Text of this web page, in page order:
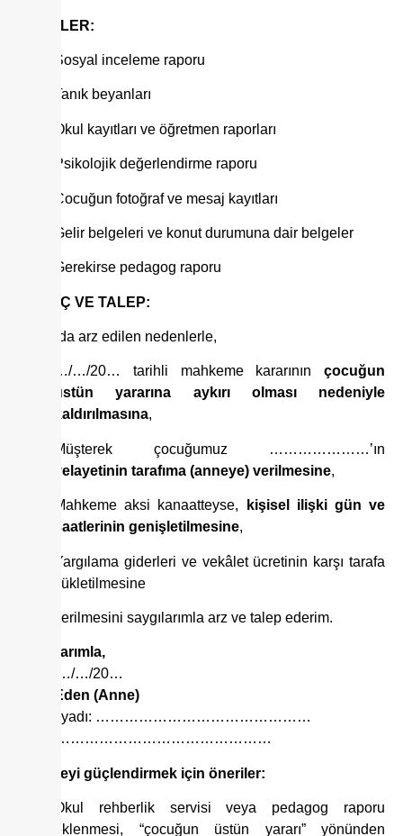
DELİLLER:
Sosyal inceleme raporu
Tanık beyanları
Okul kayıtları ve öğretmen raporları
Psikolojik değerlendirme raporu
Çocuğun fotoğraf ve mesaj kayıtları
Gelir belgeleri ve konut durumuna dair belgeler
Gerekirse pedagog raporu
SONUÇ VE TALEP:
Yukarıda arz edilen nedenlerle,
…/…/20… tarihli mahkeme kararının çocuğun
üstün yararına aykırı olması nedeniyle
kaldırılmasına,
Müşterek çocuğumuz …………………’ın
velayetinin tarafıma (anneye) verilmesine,
Mahkeme aksi kanaatteyse,
kişisel ilişki gün ve
saatlerinin genişletilmesine,
Yargılama giderleri ve vekâlet ücretinin karşı tarafa
yükletilmesine
karar verilmesini saygılarımla arz ve talep ederim.
Saygılarımla,
Tarih: …/…/20…
İtiraz Eden (Anne)
Adı Soyadı: ………………………………………
İmza: ………………………………………
Dilekçeyi güçlendirmek için öneriler:
Okul rehberlik servisi veya pedagog raporu
eklenmesi, “çocuğun üstün yararı” yönünden